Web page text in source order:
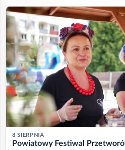
8 SIERPNIA
Powiatowy Festiwal